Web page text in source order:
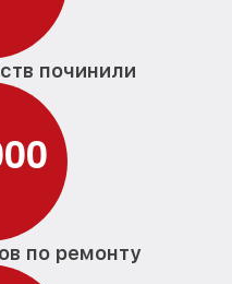
починили
00
по ремонту